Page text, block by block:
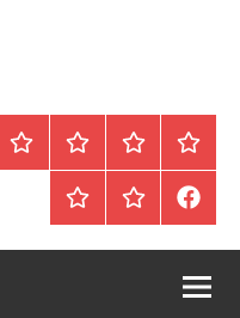
الرئيسيةالمواضيعوظائف
محلية
/
دولية
FaceBookعقارات
للبيع
أرشيف
موقع